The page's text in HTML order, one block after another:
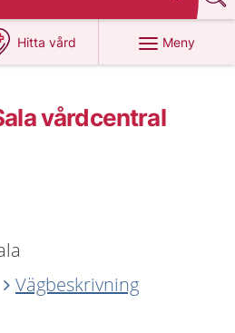
Hitta vård
på 1177.se
Meny
vårdcentral
Vägbeskrivning